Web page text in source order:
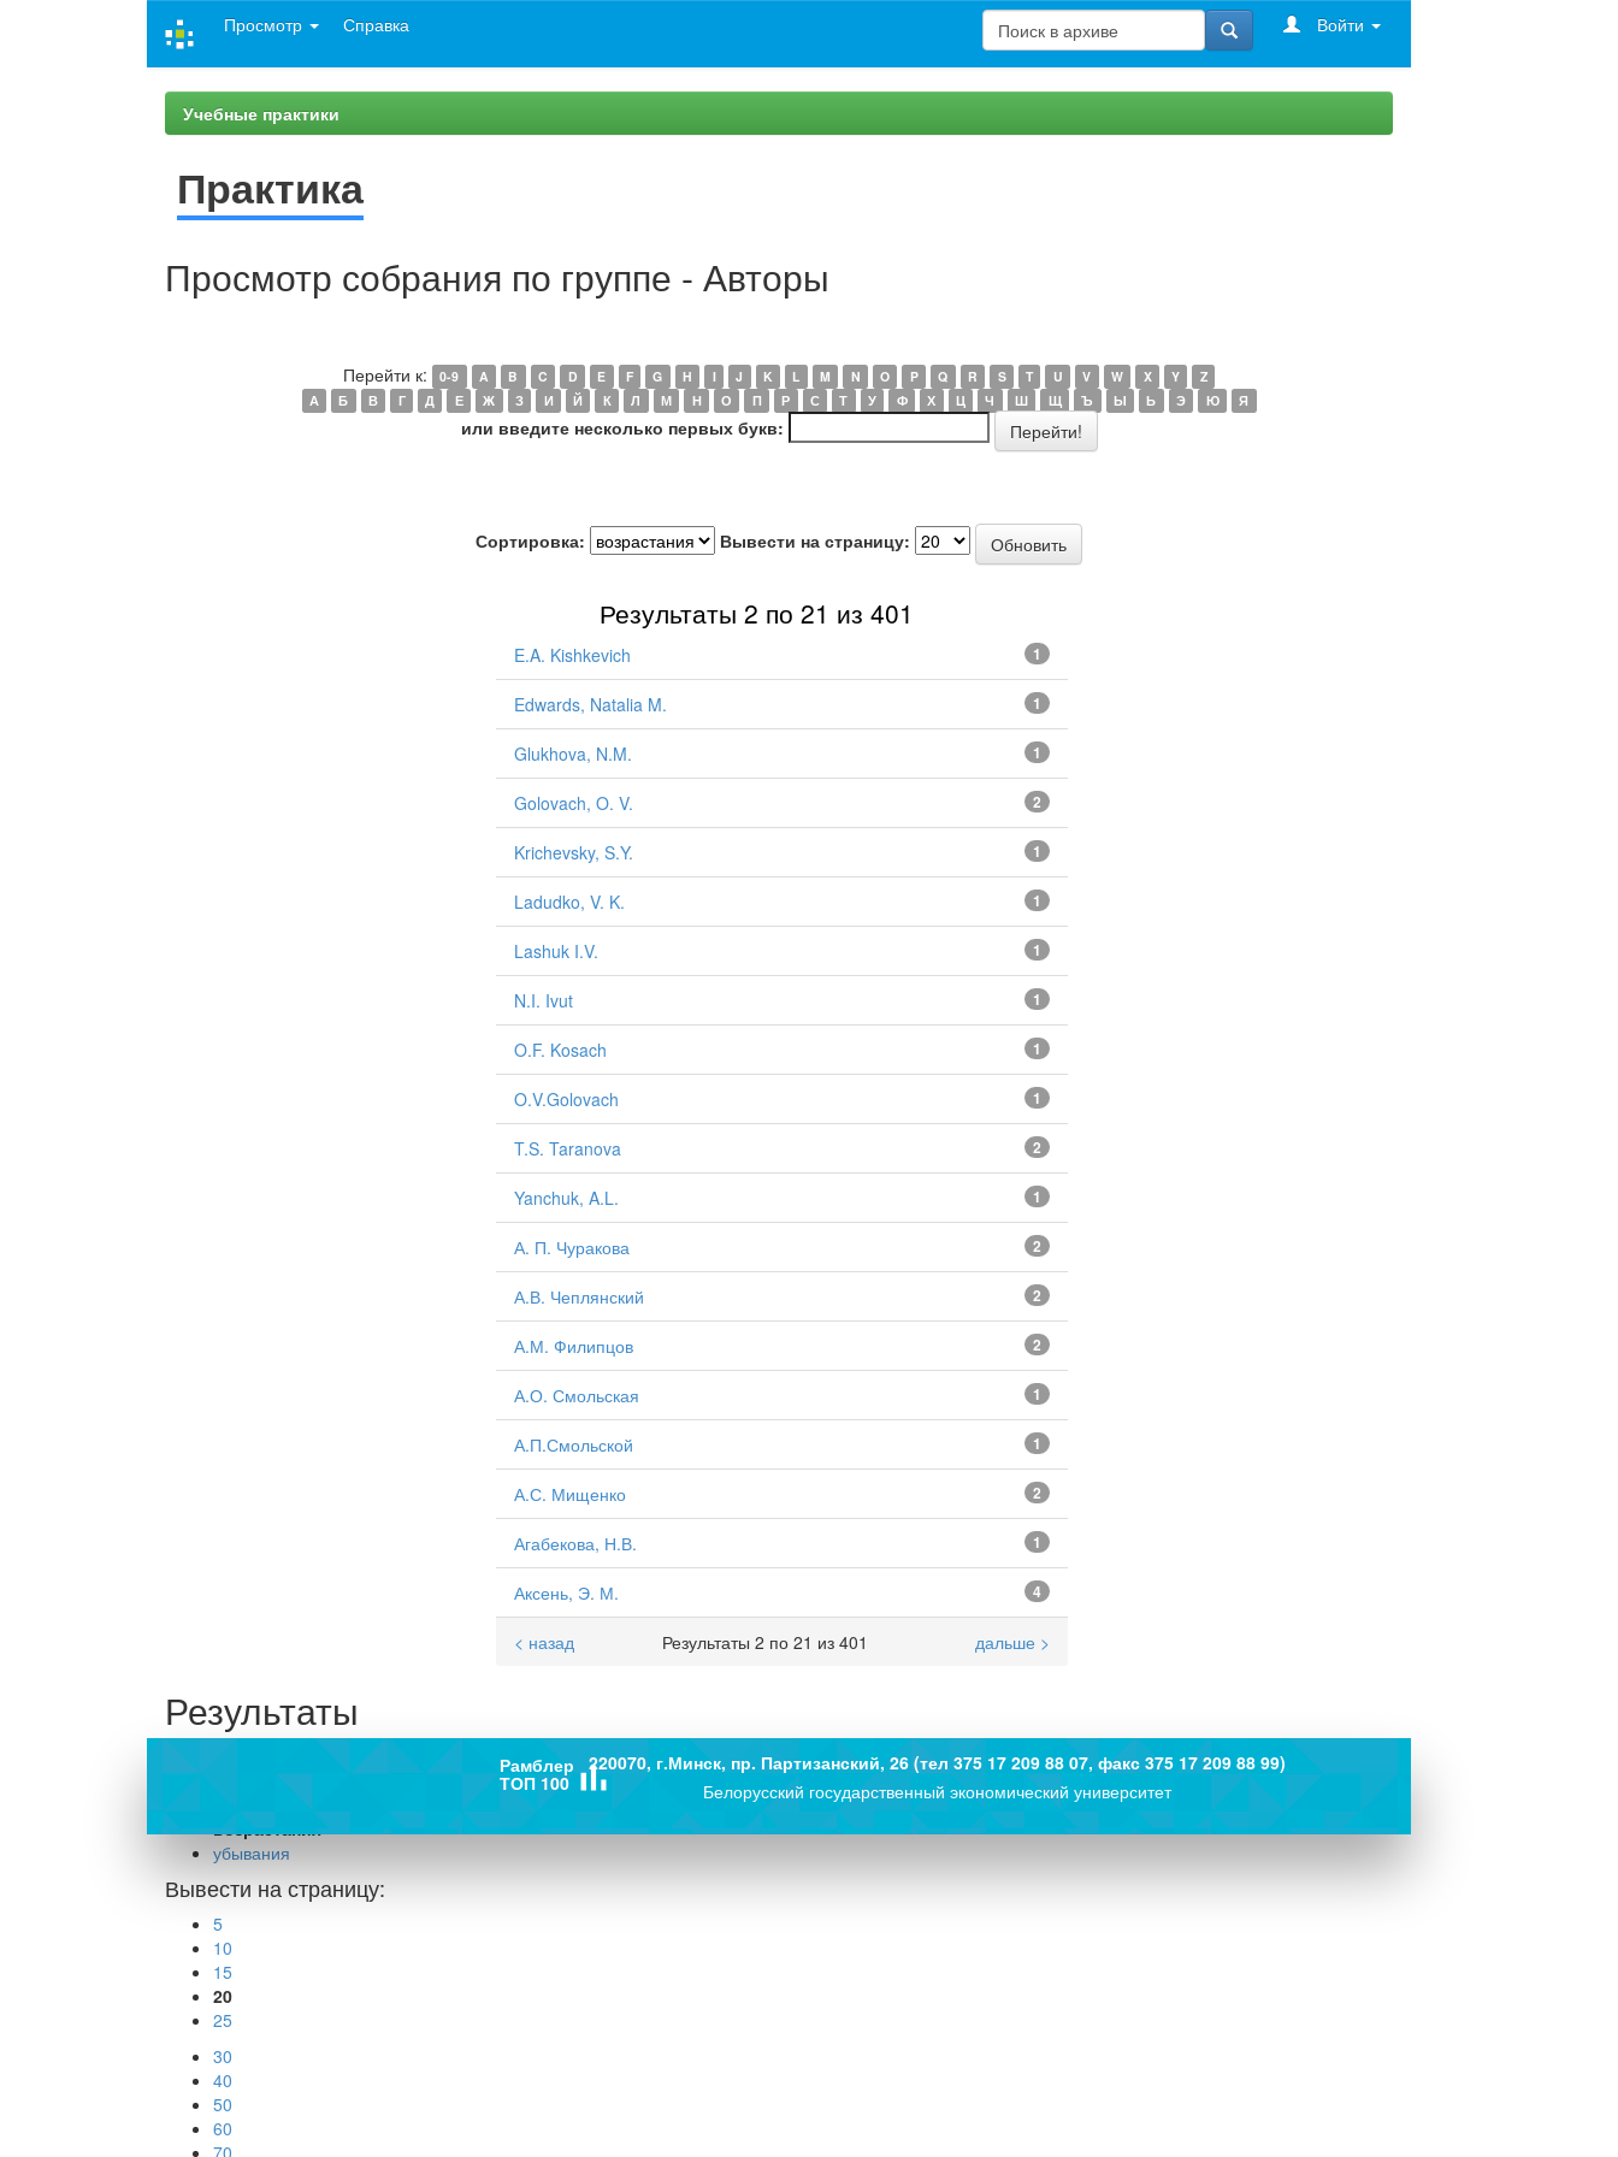
Просмотр Справка Войти
Учебные практики
Практика
Просмотр собрания по группе - Авторы
Перейти к: 0-9 A B C D E F G H I J K L M N O P Q R S T U V W X Y
Z
А
Б В Г Д Е Ж З И Й К Л М Н О П Р С Т У Ф Х Ц Ч Ш Щ Ъ Ы Ь Э Ю Я
или введите несколько первых букв:
Сортировка: Вывести на страницу:
Результаты 2 по 21 из 401
E.A. Kishkevich 1
Edwards, Natalia M. 1
Glukhova, N.M. 1
Golovach, O. V. 2
Krichevsky, S.Y. 1
Ladudko, V. K. 1
Lashuk I.V. 1
N.I. Ivut 1
O.F. Kosach 1
O.V.Golovach 1
T.S. Taranova 2
Yanchuk, A.L. 1
А. П. Чуракова 2
А.В. Чеплянский 2
А.М. Филипцов 2
А.О. Смольская 1
А.П.Смольской 1
А.С. Мищенко 2
Агабекова, Н.В. 1
Аксень, Э. М. 4
Результаты 2 по 21 из 401
< назад дальше >
Результаты
поиска
возрастания
убывания
Вывести на страницу:
5
10
15
20
25
30
40
50
60
70
220070, г.Минск, пр. Партизанский, 26 (тел 375 17 209 88 07, факс 375 17 209 88 99)
Белорусский государственный экономический университет
bar_chart
Рамблер
ТОП 100